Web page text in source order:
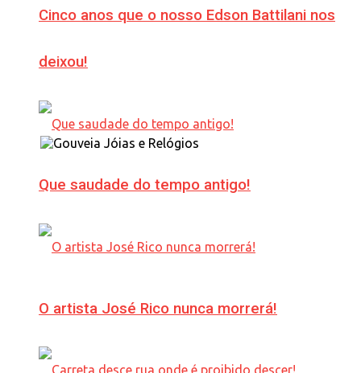
Cinco anos que o nosso Edson Battilani nos
deixou!
Que saudade do tempo antigo!
O artista José Rico nunca morrerá!